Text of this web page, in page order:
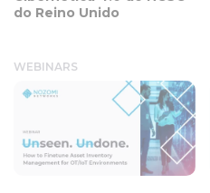
do Reino Unido
WEBINARS